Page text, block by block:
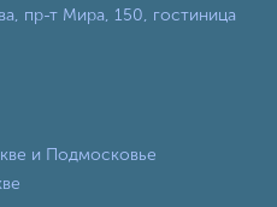
пр-т Мира, 150, гостиница
и Подмосковье